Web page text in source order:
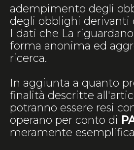
adempimento degli
degli obblighi derivanti
I dati che La
forma anonima ed
ricerca.
In aggiunta a quanto
finalità descritte
potranno essere resi
operano per conto di
meramente